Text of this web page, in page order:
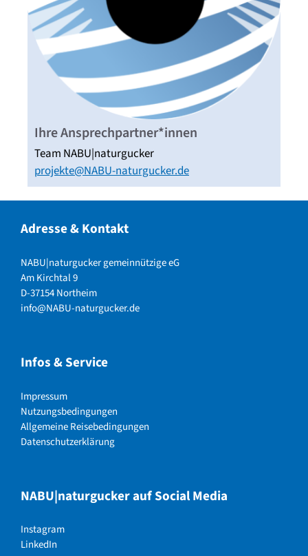
Ihre Ansprechpartner*innen
Team NABU|naturgucker
projekte@NABU-naturgucker.de
Adresse & Kontakt
NABU|naturgucker gemeinnützige eG
Am Kirchtal 9
D-37154 Northeim
info@NABU-naturgucker.de
Infos & Service
Impressum
Nutzungsbedingungen
Allgemeine Reisebedingungen
Datenschutzerklärung
NABU|naturgucker auf Social Media
Instagram
LinkedIn